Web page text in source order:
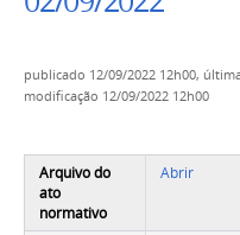
publicado 12/09/2022 12h00,
modificação 12/09/2022 12h00
Arquivo do
ato
normativo
Abrir